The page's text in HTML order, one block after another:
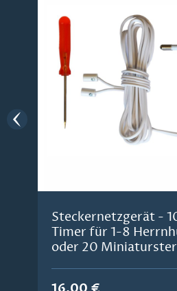
Steckernetzgerät -
Timer für 1-8
oder 20